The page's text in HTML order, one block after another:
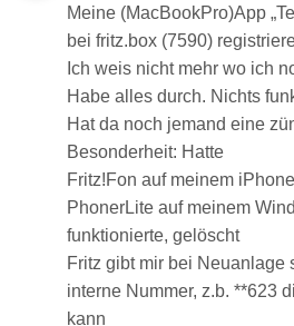
Meine (MacBookPro)App
bei fritz.box (7590)
Ich weis nicht mehr wo ich
Habe alles durch. Nichts
Hat da noch jemand eine
Besonderheit: Hatte
Fritz!Fon auf meinem
PhonerLite auf meinem
funktionierte, gelöscht
Fritz gibt mir bei Neuanlage
interne Nummer, z.b. **623
kann